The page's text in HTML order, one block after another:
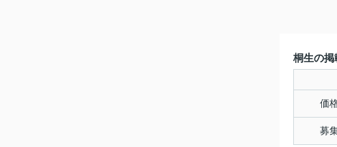
桐生の掲
価
募